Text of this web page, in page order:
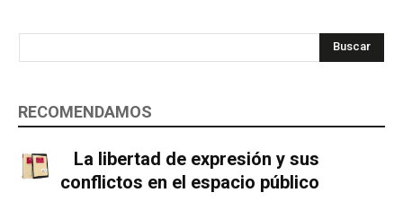
Buscar
RECOMENDAMOS
La libertad de expresión y sus
conflictos en el espacio público